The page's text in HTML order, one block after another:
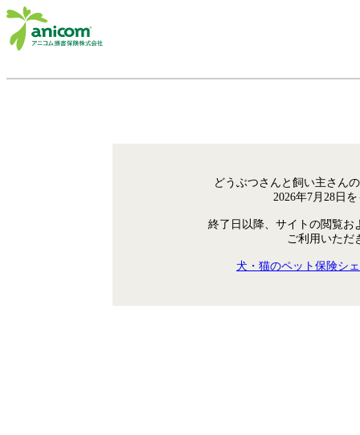
どうぶつさんと飼い主さん
2026年7月28日
終了日以降、サイトの閲覧お
ご利用いただ
犬・猫のペット保険シ